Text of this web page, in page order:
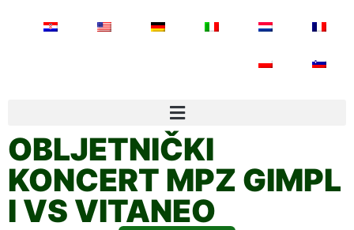
OBLJETNIČKI
KONCERT MPZ GIMPL
I VS VITANEO